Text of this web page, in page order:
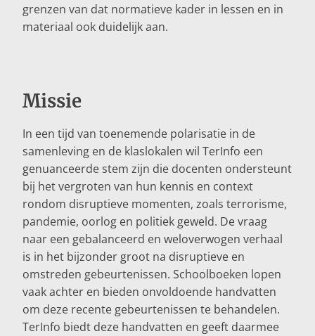
grenzen van dat normatieve kader in lessen en in
materiaal ook duidelijk aan.
Missie
In een tijd van toenemende polarisatie in de
samenleving en de klaslokalen wil TerInfo een
genuanceerde stem zijn die docenten ondersteunt
bij het vergroten van hun kennis en context
rondom disruptieve momenten, zoals terrorisme,
pandemie, oorlog en politiek geweld. De vraag
naar een gebalanceerd en weloverwogen verhaal
is in het bijzonder groot na disruptieve en
omstreden gebeurtenissen. Schoolboeken lopen
vaak achter en bieden onvoldoende handvatten
om deze recente gebeurtenissen te behandelen.
TerInfo biedt deze handvatten en geeft daarmee